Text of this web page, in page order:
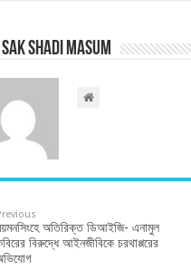
Shadi Masum
অতিরিক্ত ডিআইজি- এনামুল
বিরুদ্ধে আইনজীবিকে চরথাপ্পরের